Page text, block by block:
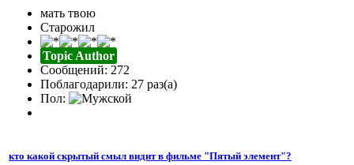
мать твою
Старожил
Topic Author
Сообщений: 272
Поблагодарили: 27 раз(а)
Пол:
кто какой скрытый смыл видит в фильме "Пятый элемент"?